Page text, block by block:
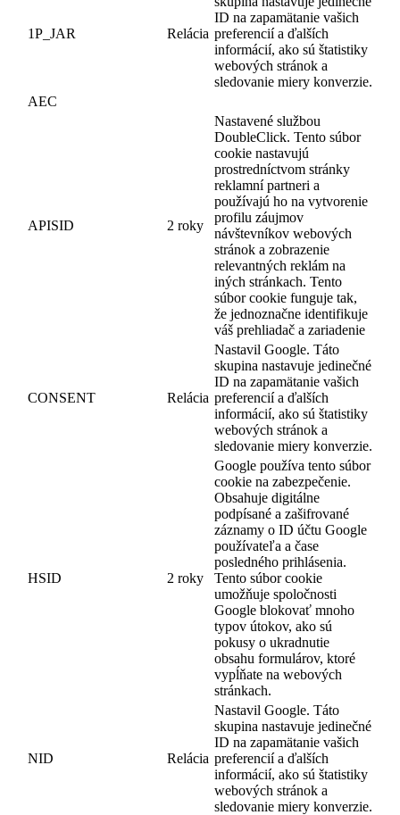
1P_JAR Relácia
ID na zapamätanie vašich
preferencií a ďalších
informácií, ako sú štatistiky
webových stránok a
sledovanie miery konverzie.
AEC
APISID 2 roky
Nastavené službou
DoubleClick. Tento súbor
cookie nastavujú
prostredníctvom stránky
reklamní partneri a
používajú ho na vytvorenie
profilu záujmov
návštevníkov webových
stránok a zobrazenie
relevantných reklám na
iných stránkach. Tento
súbor cookie funguje tak,
že jednoznačne identifikuje
váš prehliadač a zariadenie
CONSENT Relácia
Nastavil Google. Táto
skupina nastavuje jedinečné
ID na zapamätanie vašich
preferencií a ďalších
informácií, ako sú štatistiky
webových stránok a
sledovanie miery konverzie.
HSID 2 roky
Google používa tento súbor
cookie na zabezpečenie.
Obsahuje digitálne
podpísané a zašifrované
záznamy o ID účtu Google
používateľa a čase
posledného prihlásenia.
Tento súbor cookie
umožňuje spoločnosti
Google blokovať mnoho
typov útokov, ako sú
pokusy o ukradnutie
obsahu formulárov, ktoré
vypĺňate na webových
stránkach.
NID Relácia
Nastavil Google. Táto
skupina nastavuje jedinečné
ID na zapamätanie vašich
preferencií a ďalších
informácií, ako sú štatistiky
webových stránok a
sledovanie miery konverzie.